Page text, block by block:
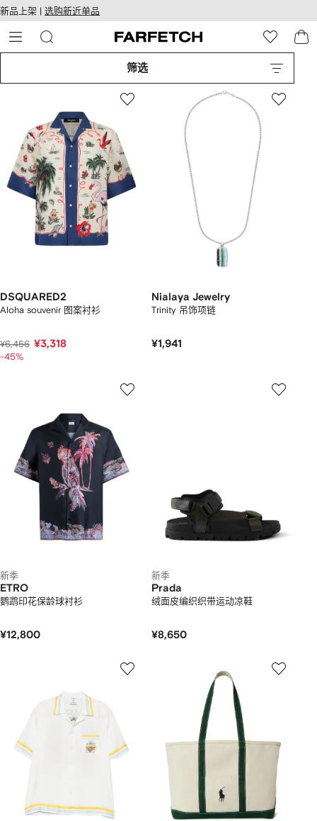
至
内
容
障碍网络
设
新品上架 | 选购新近单品
筛选
DSQUARED2
Aloha souvenir 图案衬衫
¥6,456 ¥3,318
-45%
Nialaya Jewelry
Trinity 吊饰项链
¥1,941
新季
ETRO
鹦鹉印花保龄球衬衫
¥12,800
新季
Prada
绒面皮编织织带运动凉鞋
¥8,650